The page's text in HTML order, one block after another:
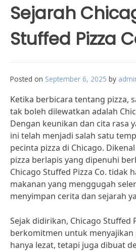
Sejarah
Stuffed Pizza
Posted on September 6, 2025 by
Ketika berbicara tentang pizza,
tak boleh dilewatkan adalah
Dengan keunikan dan cita rasa
ini telah menjadi salah satu
pecinta pizza di Chicago.
pizza berlapis yang dipenuhi
Chicago Stuffed Pizza Co. tidak
makanan yang menggugah
menyimpan cerita dan sejarah
Sejak didirikan, Chicago Stuffed
berkomitmen untuk menyajikan
hanya lezat, tetapi juga dibuat